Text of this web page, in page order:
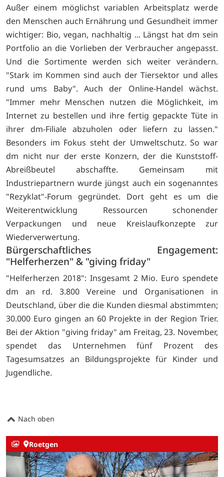
Außer einem möglichst variablen Arbeitsplatz werde
den Menschen auch Ernährung und Gesundheit immer
wichtiger: Bio, vegan, nachhaltig ... Längst hat dm sein
Portfolio an die Vorlieben der Verbraucher angepasst.
Und die Sortimente werden sich weiter verändern.
"Stark im Kommen sind auch der Tiersektor und alles
rund ums Baby". Auch der Online-Handel wächst.
"Immer mehr Menschen nutzen die Möglichkeit, im
Internet zu bestellen und ihre fertig gepackte Tüte in
ihrer dm-Filiale abzuholen oder liefern zu lassen."
Besonders im Fokus steht der Umweltschutz. So war
dm nicht nur der erste Konzern, der die Kunststoff-
Abreißbeutel abschaffte. Gemeinsam mit
Industriepartnern wurde jüngst auch ein sogenanntes
"Rezyklat"-Forum gegründet. Dort geht es um die
Weiterentwicklung Ressourcen schonender
Verpackungen und neue Kreislaufkonzepte zur
Wiederverwertung.
Bürgerschaftliches Engagement:
"Helferherzen" & "giving friday"
"Helferherzen 2018": Insgesamt 2 Mio. Euro spendete
dm an rd. 3.800 Vereine und Organisationen in
Deutschland, über die die Kunden diesmal abstimmten;
30.000 Euro gingen an 60 Projekte in der Region Trier.
Bei der Aktion "giving friday" am Freitag, 23. November,
spendet das Unternehmen fünf Prozent des
Tagesumsatzes an Bildungsprojekte für Kinder und
Jugendliche.
Nach oben
Roetgen